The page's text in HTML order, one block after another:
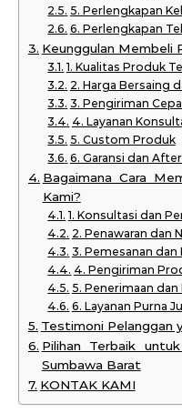
5. Perlengkapan
6. Perlengkapan
Keunggulan Membeli
1. Kualitas Produk
2. Harga Bersaing
3. Pengiriman
4. Layanan
5. Custom Produk
6. Garansi dan
Bagaimana Cara
Kami?
1. Konsultasi dan
2. Penawaran dan
3. Pemesanan dan
4. Pengiriman
5. Penerimaan dan
6. Layanan Purna
Testimoni Pelanggan
Pilihan Terbaik
Sumbawa Barat
KONTAK KAMI